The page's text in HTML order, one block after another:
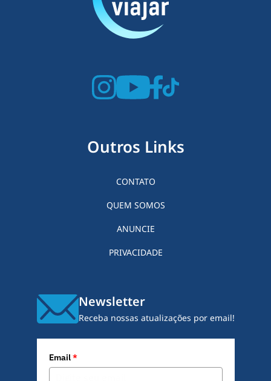
Outros Links
CONTATO
QUEM SOMOS
ANUNCIE
PRIVACIDADE
Newsletter
Receba nossas atualizações por email!
Email*